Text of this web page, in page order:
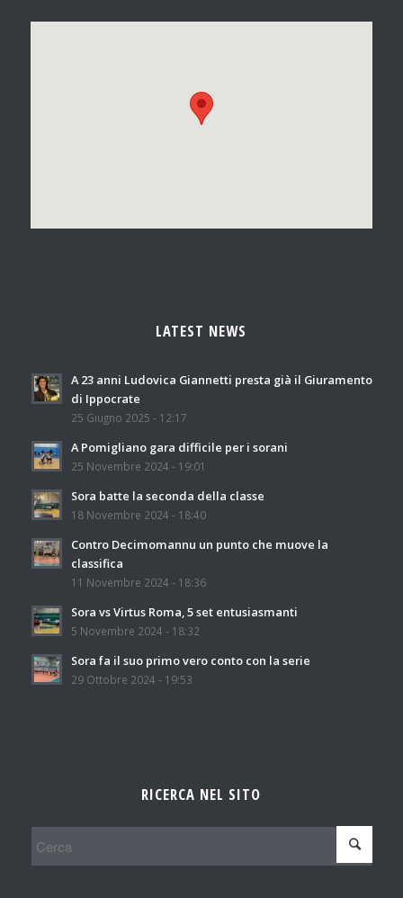
LATEST NEWS
A 23 anni Ludovica Giannetti presta già il Giuramento
di Ippocrate
25 Giugno 2025 - 12:17
A Pomigliano gara difficile per i sorani
25 Novembre 2024 - 19:01
Sora batte la seconda della classe
18 Novembre 2024 - 18:40
Contro Decimomannu un punto che muove la
classifica
11 Novembre 2024 - 18:36
Sora vs Virtus Roma, 5 set entusiasmanti
5 Novembre 2024 - 18:32
Sora fa il suo primo vero conto con la serie
29 Ottobre 2024 - 19:53
RICERCA NEL SITO